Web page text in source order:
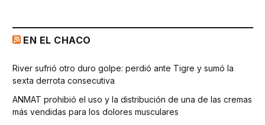
EN EL CHACO
River sufrió otro duro golpe: perdió ante Tigre y sumó la
sexta derrota consecutiva
ANMAT prohibió el uso y la distribución de una de las cremas
más vendidas para los dolores musculares